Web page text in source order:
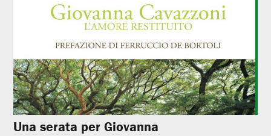
Una serata per Giovanna